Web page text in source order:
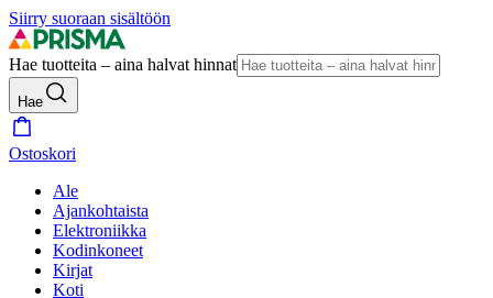
Siirry suoraan sisältöön
Hae tuotteita – aina halvat hinnat
Hae
Ostoskori
Ale
Ajankohtaista
Elektroniikka
Kodinkoneet
Kirjat
Koti